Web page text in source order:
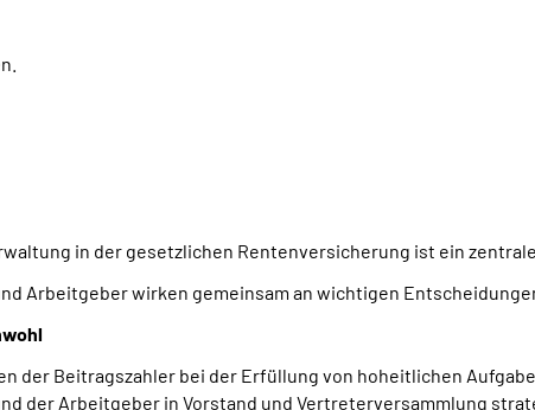
in der gesetzlichen Rentenversicherung ist ein
Arbeitgeber wirken gemeinsam an wichtigen
der Beitragszahler bei der Erfüllung von hoheitlichen
der Arbeitgeber in Vorstand und Vertreterversammlung